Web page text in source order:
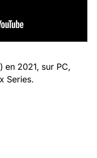
en 2021, sur PC,
Series.